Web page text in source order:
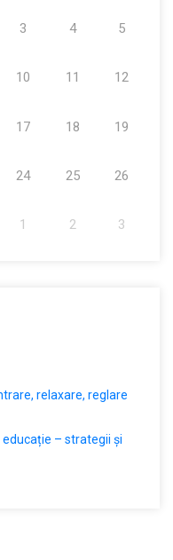
3 4 5
10 11 12
17 18 19
24 25 26
1 2 3
relaxare, reglare
– strategii și